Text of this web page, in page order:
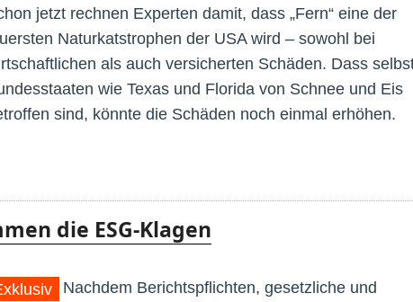
jetzt rechnen Experten damit, dass „Fern“ eine der
Naturkatstrophen der USA wird – sowohl bei
als auch versicherten Schäden. Dass
wie Texas und Florida von Schnee und Eis
sind, könnte die Schäden noch einmal erhöhen.
die ESG-Klagen
Nachdem Berichtspflichten, gesetzliche und